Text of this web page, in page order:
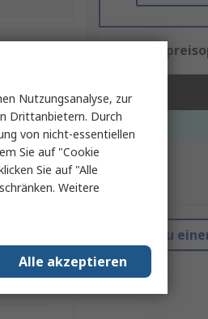
Stück
1 - 9
*Richtpreis
Zu
4-
Nutzungsanalyse, zur
Drittanbietern. Durch
von nicht-essentiellen
Sie auf "Cookie
Sie auf "Alle
Weitere
Alle akzeptieren